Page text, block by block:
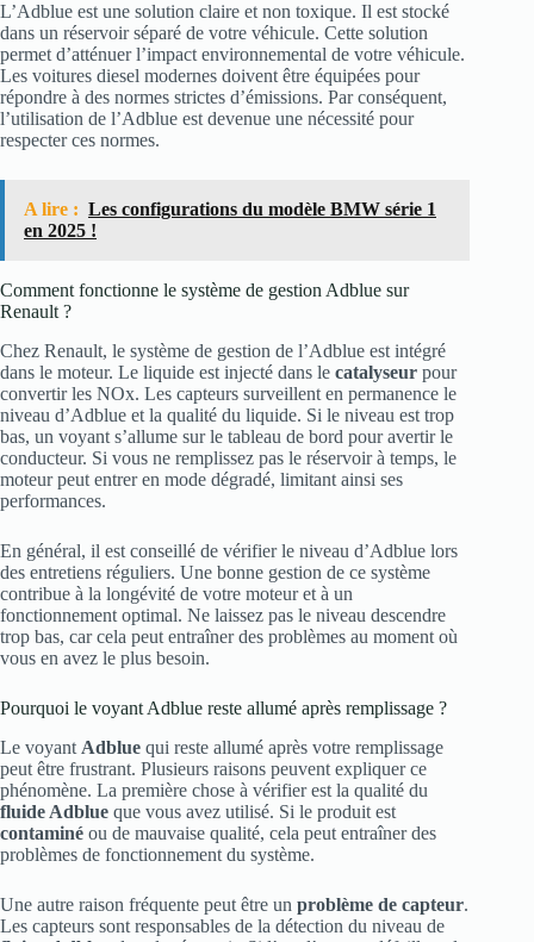
L’Adblue est une solution claire et non toxique. Il est stocké
dans un réservoir séparé de votre véhicule. Cette solution
permet d’atténuer l’impact environnemental de votre véhicule.
Les voitures diesel modernes doivent être équipées pour
répondre à des normes strictes d’émissions. Par conséquent,
l’utilisation de l’Adblue est devenue une nécessité pour
respecter ces normes.
A lire : Les configurations du modèle BMW série 1
en 2025 !
Comment fonctionne le système de gestion Adblue sur
Renault ?
Chez Renault, le système de gestion de l’Adblue est intégré
dans le moteur. Le liquide est injecté dans le catalyseur pour
convertir les NOx. Les capteurs surveillent en permanence le
niveau d’Adblue et la qualité du liquide. Si le niveau est trop
bas, un voyant s’allume sur le tableau de bord pour avertir le
conducteur. Si vous ne remplissez pas le réservoir à temps, le
moteur peut entrer en mode dégradé, limitant ainsi ses
performances.
En général, il est conseillé de vérifier le niveau d’Adblue lors
des entretiens réguliers. Une bonne gestion de ce système
contribue à la longévité de votre moteur et à un
fonctionnement optimal. Ne laissez pas le niveau descendre
trop bas, car cela peut entraîner des problèmes au moment où
vous en avez le plus besoin.
Pourquoi le voyant Adblue reste allumé après remplissage ?
Le voyant Adblue qui reste allumé après votre remplissage
peut être frustrant. Plusieurs raisons peuvent expliquer ce
phénomène. La première chose à vérifier est la qualité du
fluide Adblue que vous avez utilisé. Si le produit est
contaminé ou de mauvaise qualité, cela peut entraîner des
problèmes de fonctionnement du système.
Une autre raison fréquente peut être un problème de capteur.
Les capteurs sont responsables de la détection du niveau de